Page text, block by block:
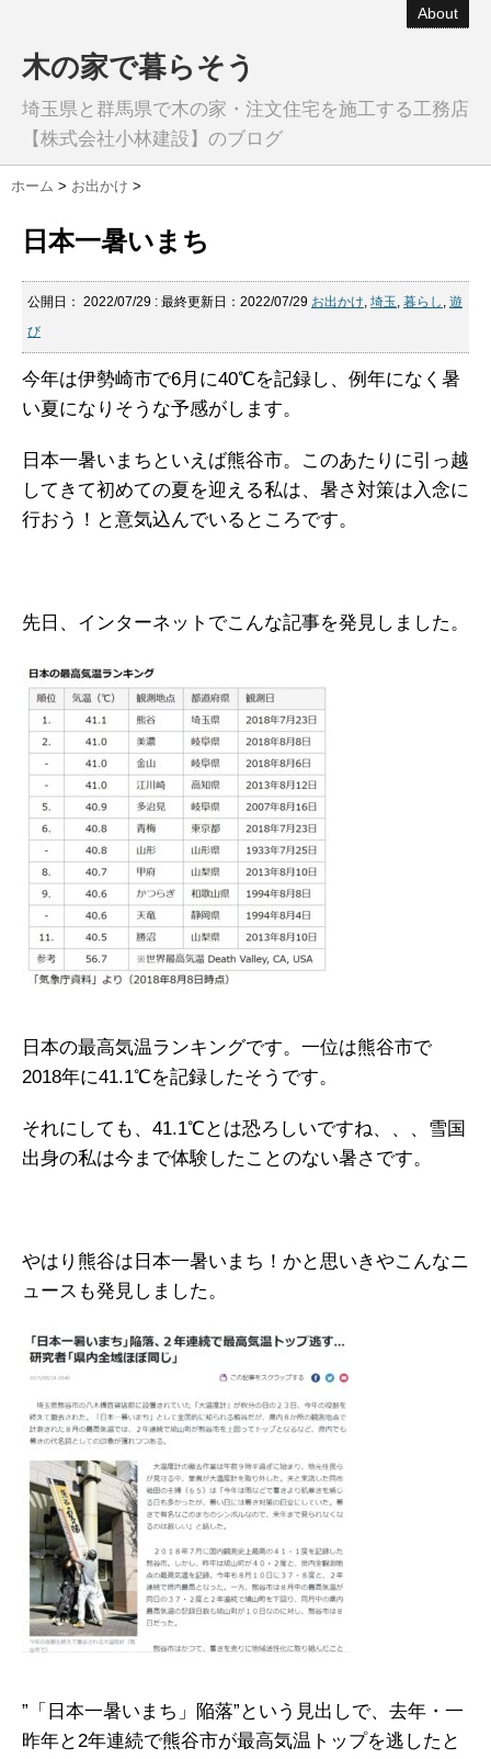
About
木の家で暮らそう
埼玉県と群馬県で木の家・注文住宅を施工する工務店
【株式会社小林建設】のブログ
ホーム > お出かけ >
日本一暑いまち
公開日： 2022/07/29 : 最終更新日：2022/07/29 お出かけ, 埼玉, 暮らし , 遊
び
今年は伊勢崎市で6月に40℃を記録し、例年になく暑
い夏になりそうな予感がします。
日本一暑いまちといえば熊谷市。このあたりに引っ越
してきて初めての夏を迎える私は、暑さ対策は入念に
行おう！と意気込んでいるところです。
先日、インターネットでこんな記事を発見しました。
日本の最高気温ランキングです。一位は熊谷市で
2018年に41.1℃を記録したそうです。
それにしても、41.1℃とは恐ろしいですね、、、雪国
出身の私は今まで体験したことのない暑さです。
やはり熊谷は日本一暑いまち！かと思いきやこんなニ
ュースも発見しました。
”「日本一暑いまち」陥落”という見出しで、去年・一
昨年と2年連続で熊谷市が最高気温トップを逃したと